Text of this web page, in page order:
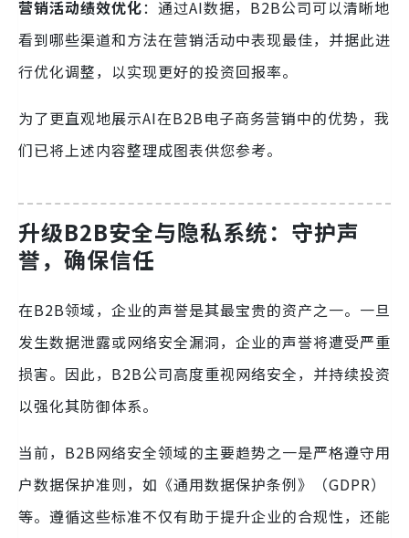
营销活动绩效优化：通过AI数据，B2B公司可以清晰地
看到哪些渠道和方法在营销活动中表现最佳，并据此进
行优化调整，以实现更好的投资回报率。
为了更直观地展示AI在B2B电子商务营销中的优势，我
们已将上述内容整理成图表供您参考。
升级B2B安全与隐私系统：守护声
誉，确保信任
在B2B领域，企业的声誉是其最宝贵的资产之一。一旦
发生数据泄露或网络安全漏洞，企业的声誉将遭受严重
损害。因此，B2B公司高度重视网络安全，并持续投资
以强化其防御体系。
当前，B2B网络安全领域的主要趋势之一是严格遵守用
户数据保护准则，如《通用数据保护条例》（GDPR）
等。遵循这些标准不仅有助于提升企业的合规性，还能